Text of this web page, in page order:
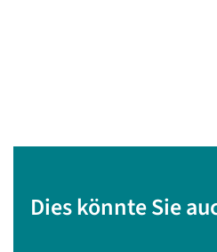
Dies könnte Sie